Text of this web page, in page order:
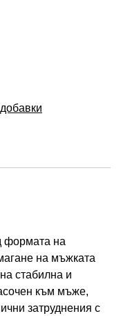
формата на
на мъжката
стабилна и
към мъже,
затруднения с